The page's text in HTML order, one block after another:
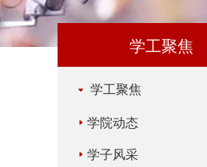
学工聚焦
学工聚焦
学院动态
学子风采